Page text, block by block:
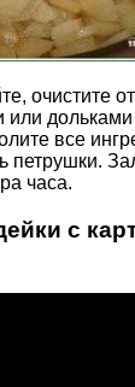
очистите
или дольками
все
петрушки.
часа.
с